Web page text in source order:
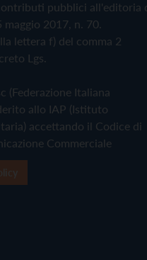
pubblici all'editoria
2017, n. 70.
lettera f) del comma 2
Lgs.
(Federazione Italiana
allo IAP (Istituto
accettando il Codice di
Commerciale